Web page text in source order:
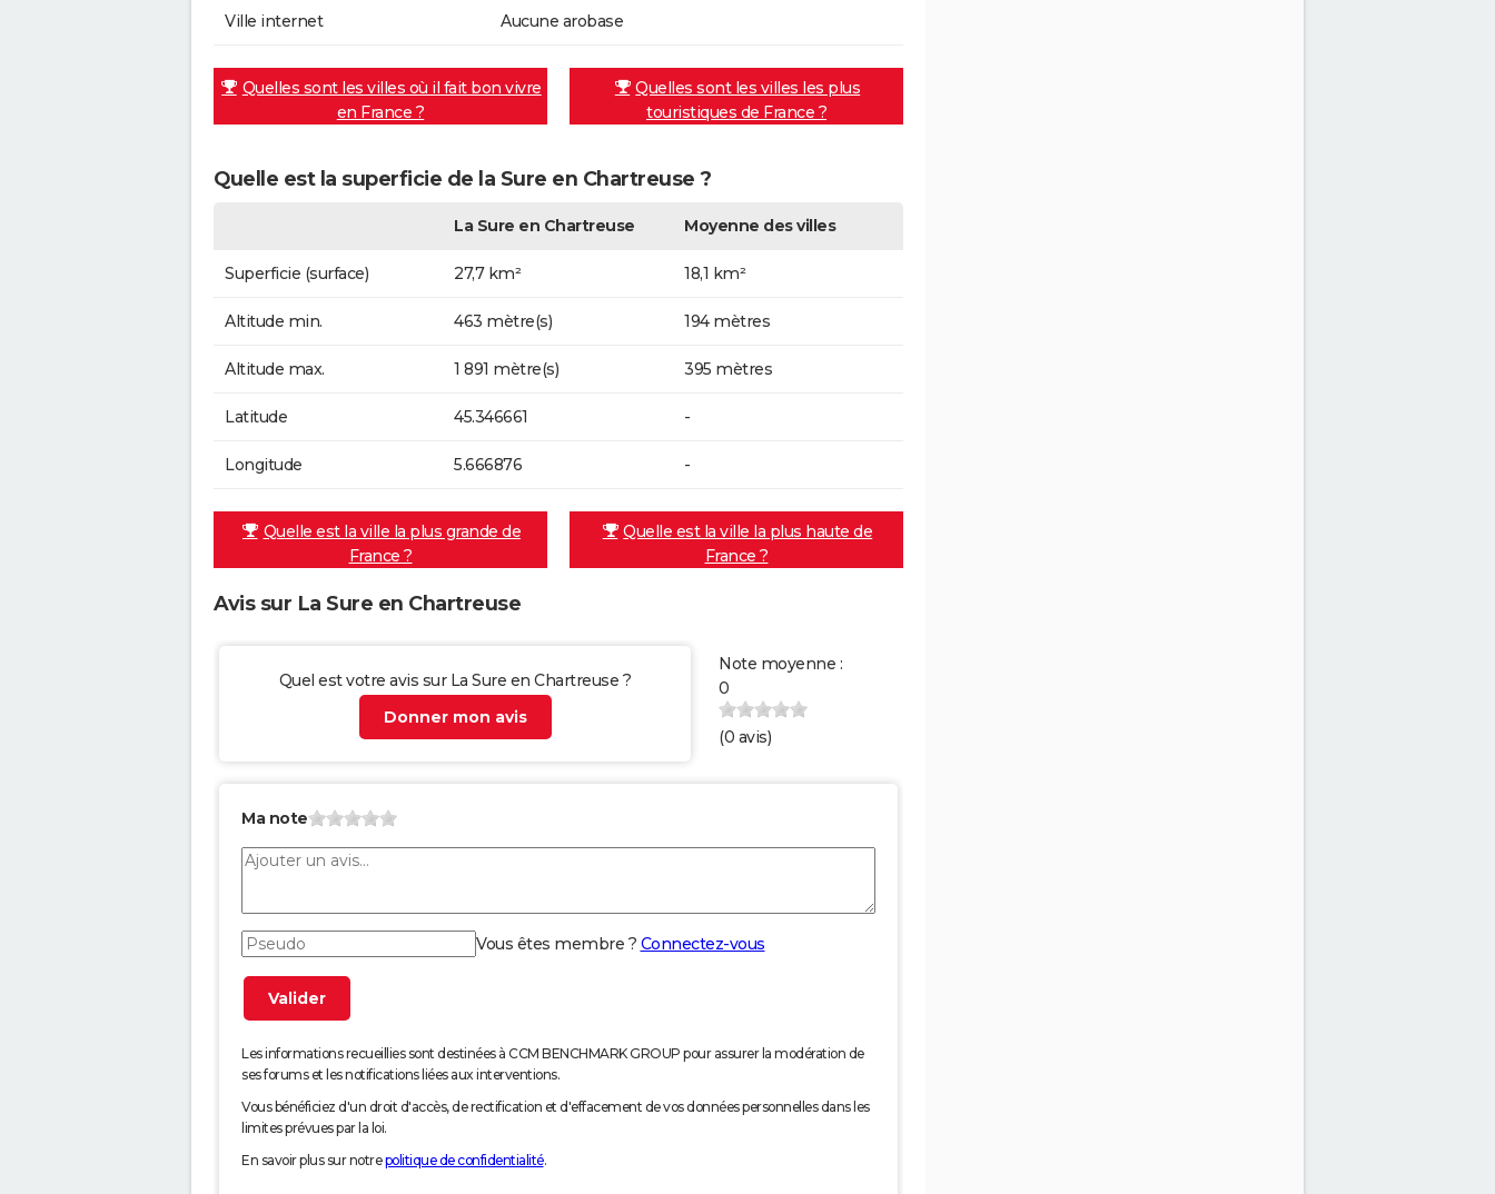
Ville internet Aucune arobase
Quelles sont les villes où il fait bon vivre
en France ?
Quelles sont les villes les plus
touristiques de France ?
Quelle est la superficie de la Sure en Chartreuse ?
La Sure en Chartreuse Moyenne des villes
Superficie (surface) 27,7 km² 18,1 km²
Altitude min. 463 mètre(s) 194 mètres
Altitude max. 1 891 mètre(s) 395 mètres
Latitude 45.346661 -
Longitude 5.666876 -
Quelle est la ville la plus grande de
France ?
Quelle est la ville la plus haute de
France ?
Avis sur La Sure en Chartreuse
Quel est votre avis sur La Sure en Chartreuse ?
Donner mon avis
Note moyenne :
0
(0 avis)
Ma note
Vous êtes membre ? Connectez-vous
Les informations recueillies sont destinées à CCM BENCHMARK GROUP pour assurer la modération de
ses forums et les notifications liées aux interventions.
Vous bénéficiez d'un droit d'accès, de rectification et d'effacement de vos données personnelles dans les
limites prévues par la loi.
En savoir plus sur notrepolitique de confidentialité.